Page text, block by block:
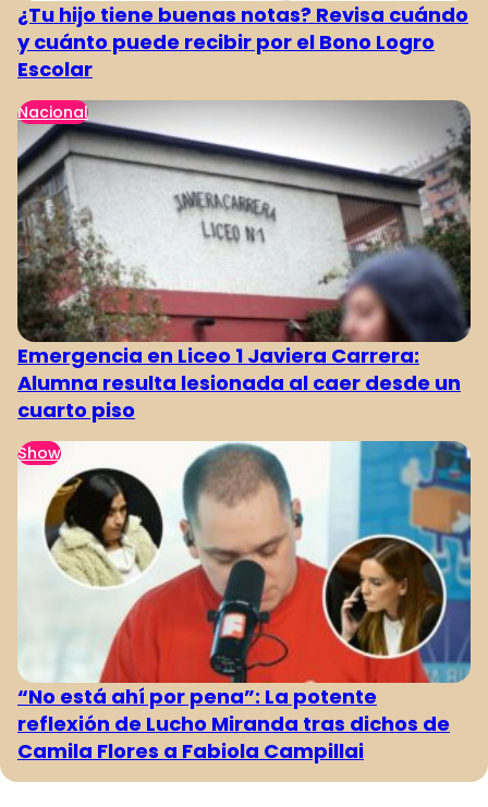
¿Tu hijo tiene buenas notas? Revisa cuándo
y cuánto puede recibir por el Bono Logro
Escolar
Nacional
Emergencia en Liceo 1 Javiera Carrera:
Alumna resulta lesionada al caer desde un
cuarto piso
Show
“No está ahí por pena”: La potente
reflexión de Lucho Miranda tras dichos de
Camila Flores a Fabiola Campillai